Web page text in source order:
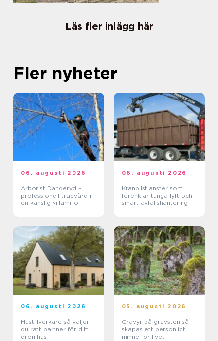
Läs fler inlägg här
Fler nyheter
06. augusti 2026
Arborist Danderyd –
professionell trädvård i
en känslig villamiljö
06. augusti 2026
Kranbilstjänster som
förenklar tunga lyft och
smart avfallshantering
06. augusti 2026
Hustillverkare så väljer
du rätt partner för ditt
drömhus
05. augusti 2026
Gravyr på gravsten så
skapas ett personligt
minne för livet